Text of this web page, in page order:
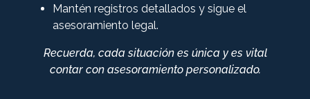
Mantén registros detallados y sigue el
asesoramiento legal.
Recuerda, cada situación es única y es vital
contar con asesoramiento personalizado.